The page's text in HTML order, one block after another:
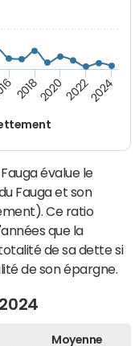
2018202020222024
évalue le
Fauga et son
Ce ratio
que la
de sa dette si
de son épargne.
Moyenne